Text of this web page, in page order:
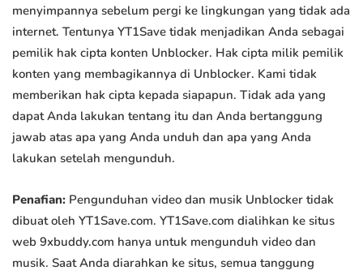
menyimpannya sebelum pergi ke lingkungan yang tidak ada
internet. Tentunya YT1Save tidak menjadikan Anda sebagai
pemilik hak cipta konten Unblocker. Hak cipta milik pemilik
konten yang membagikannya di Unblocker. Kami tidak
memberikan hak cipta kepada siapapun. Tidak ada yang
dapat Anda lakukan tentang itu dan Anda bertanggung
jawab atas apa yang Anda unduh dan apa yang Anda
lakukan setelah mengunduh.
Penafian: Pengunduhan video dan musik Unblocker tidak
dibuat oleh YT1Save.com. YT1Save.com dialihkan ke situs
web 9xbuddy.com hanya untuk mengunduh video dan
musik. Saat Anda diarahkan ke situs, semua tanggung